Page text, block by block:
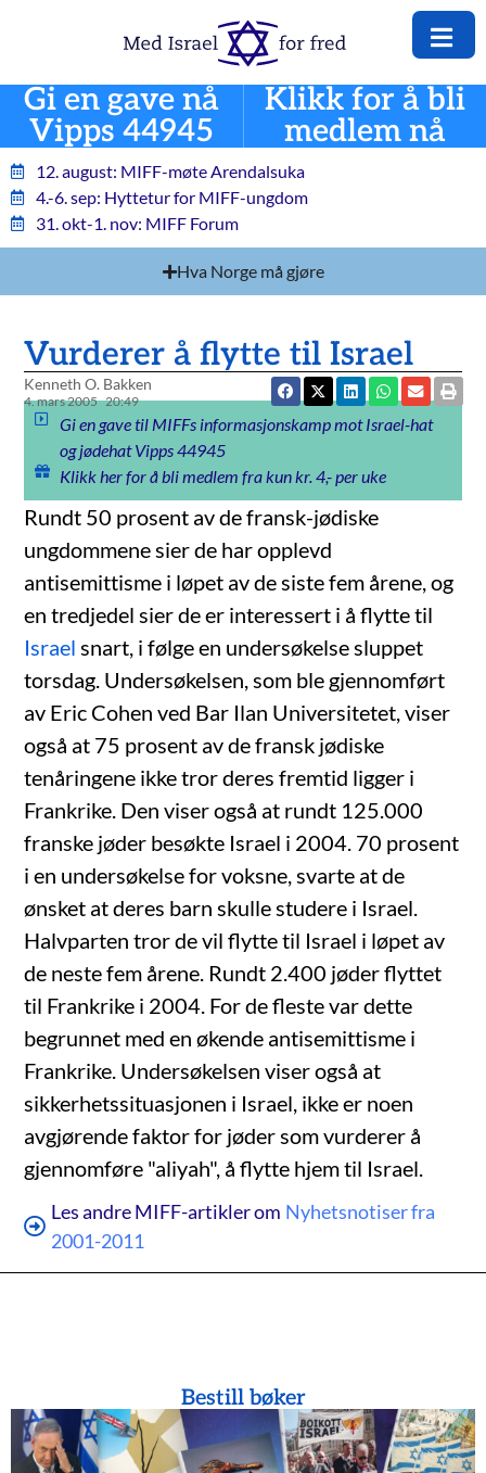
Gi en gave nå
Vipps 44945
Klikk for å bli
medlem nå
12. august: MIFF-møte Arendalsuka
4.-6. sep: Hyttetur for MIFF-ungdom
31. okt-1. nov: MIFF Forum
Hva Norge må gjøre
Vurderer å flytte til Israel
Kenneth O. Bakken
4. mars 2005 20:49
Gi en gave til MIFFs informasjonskamp mot Israel-hat
og jødehat Vipps 44945
Klikk her for å bli medlem fra kun kr. 4,- per uke
Rundt 50 prosent av de fransk-jødiske
ungdommene sier de har opplevd
antisemittisme i løpet av de siste fem årene, og
en tredjedel sier de er interessert i å flytte til
Israel snart, i følge en undersøkelse sluppet
torsdag. Undersøkelsen, som ble gjennomført
av Eric Cohen ved Bar Ilan Universitetet, viser
også at 75 prosent av de fransk jødiske
tenåringene ikke tror deres fremtid ligger i
Frankrike. Den viser også at rundt 125.000
franske jøder besøkte Israel i 2004. 70 prosent
i en undersøkelse for voksne, svarte at de
ønsket at deres barn skulle studere i Israel.
Halvparten tror de vil flytte til Israel i løpet av
de neste fem årene. Rundt 2.400 jøder flyttet
til Frankrike i 2004. For de fleste var dette
begrunnet med en økende antisemittisme i
Frankrike. Undersøkelsen viser også at
sikkerhetssituasjonen i Israel, ikke er noen
avgjørende faktor for jøder som vurderer å
gjennomføre "aliyah", å flytte hjem til Israel.
Les andre MIFF-artikler om Nyhetsnotiser fra
2001-2011
Bestill bøker